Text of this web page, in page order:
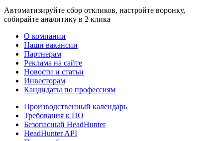
Автоматизируйте сбор откликов, настройте воронку,
собирайте аналитику в 2 клика
О компании
Наши вакансии
Партнерам
Реклама на сайте
Новости и статьи
Инвесторам
Кандидаты по профессиям
Производственный календарь
Требования к ПО
Безопасный HeadHunter
HeadHunter API